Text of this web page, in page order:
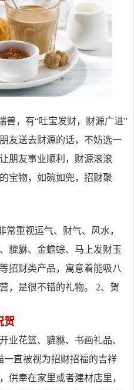
兽，有“吐宝发财，财源广进”
友送去财源的话，不妨选一
朋友事业顺利，财源滚滚
宝物，如碗如兜，招财聚
常重视运气、财气、风水，
貔貅、金蟾蜍、马上发财玉
招财类产品，寓意着能吸八
，是很不错的礼物。 2、贺
贺
业花篮、貔貅、书画礼品、
一直被视为招财招福的吉祥
供奉在家里或者建材店里，